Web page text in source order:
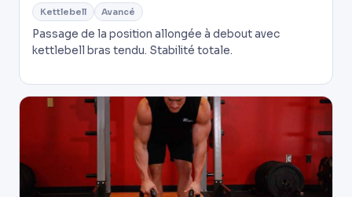
Kettlebell Avancé
Passage de la position allongée à debout avec
kettlebell bras tendu. Stabilité totale.